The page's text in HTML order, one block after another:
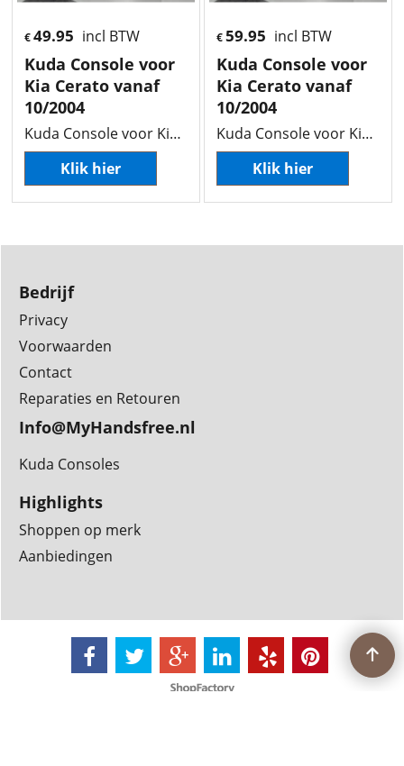
€49.95 incl BTW
Kuda Console voor
Kia Cerato vanaf
10/2004
Kuda Console voor Kia Cerato vanaf 10/2004
Klik hier
€59.95 incl BTW
Kuda Console voor
Kia Cerato vanaf
10/2004
Kuda Console voor Kia Cerato vanaf 10/2004
Klik hier
Bedrijf
Privacy
Voorwaarden
Contact
Reparaties en Retouren
Info@MyHandsfree.nl
Kuda Consoles
Highlights
Shoppen op merk
Aanbiedingen
Webwinkel gemaakt met